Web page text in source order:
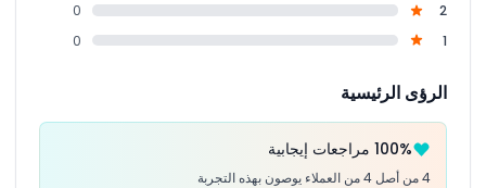
2
0
1
0
الرؤى الرئيسية
100% مراجعات إيجابية
4 من أصل 4 من العملاء يوصون بهذه التجربة